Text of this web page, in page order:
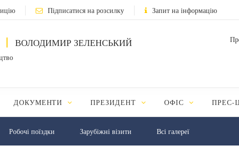
Підписатися на розсилку Запит на інформацію
ВОЛОДИМИР ЗЕЛЕНСЬКИЙ
ДОКУМЕНТИ ПРЕЗИДЕНТ ОФІС ПРЕС-
Робочі поїздки Зарубіжні візити Всі галереї